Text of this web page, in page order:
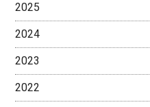
2025
2024
2023
2022